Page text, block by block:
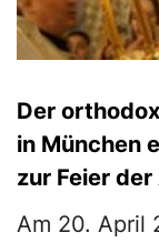
Der
in München
zur Feier
Am 20. April